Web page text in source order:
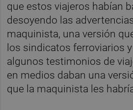
que estos viajeros habían
desoyendo las
maquinista, una versión
los sindicatos ferroviarios
algunos testimonios de
en medios daban una
que la maquinista les